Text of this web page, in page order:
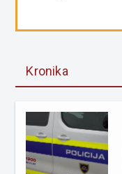
Kronika